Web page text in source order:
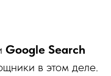
Google Search
в этом деле.